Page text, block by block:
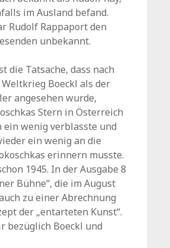
im Ausland befand.
Rudolf Rappaport den
unbekannt.
die Tatsache, dass nach
Boeckl als der
angesehen wurde,
Stern in Österreich
wenig verblasste und
ein wenig an die
erinnern musste.
1945. In der Ausgabe 8
Bühne“, die im August
zu einer Abrechnung
der „entarteten Kunst“.
bezüglich Boeckl und